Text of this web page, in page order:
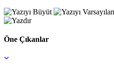
Öne Çıkanlar